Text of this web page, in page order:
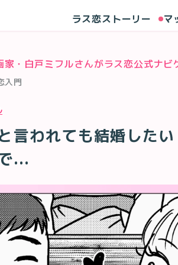
ラス恋ストーリー
マ
家・白戸ミフルさんがラス恋公式ナ
入門
言われても結婚した
...